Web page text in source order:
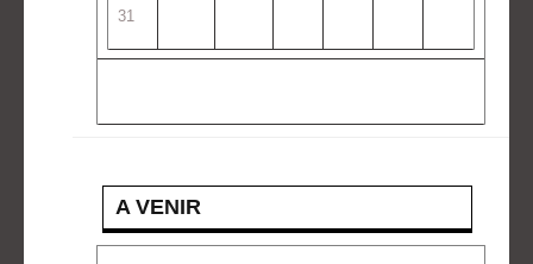
31
A VENIR